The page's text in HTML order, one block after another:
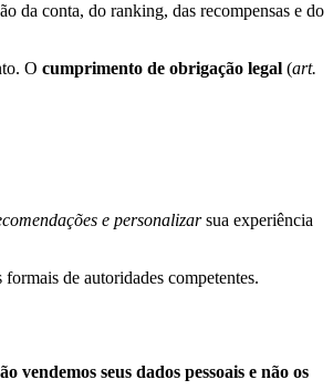
da conta, do ranking, das recompensas e do
O cumprimento de obrigação legal (art.
e personalizarsua experiência
de autoridades competentes.
vendemos seus dados pessoais e não os